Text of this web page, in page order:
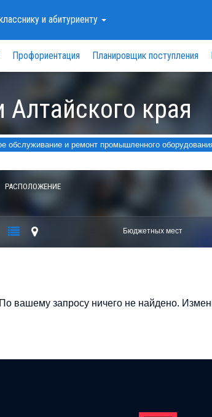
и абитуриенту
Профориентация Планировщик поступления
края
обслуживание и ремонт промышленного
РАСПОЛОЖЕНИЕ
Бюджетных мест
По вашему запросу ничего не найдено.